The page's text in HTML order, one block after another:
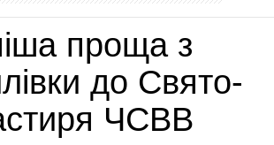
проща з
до Свято-
ЧСВВ